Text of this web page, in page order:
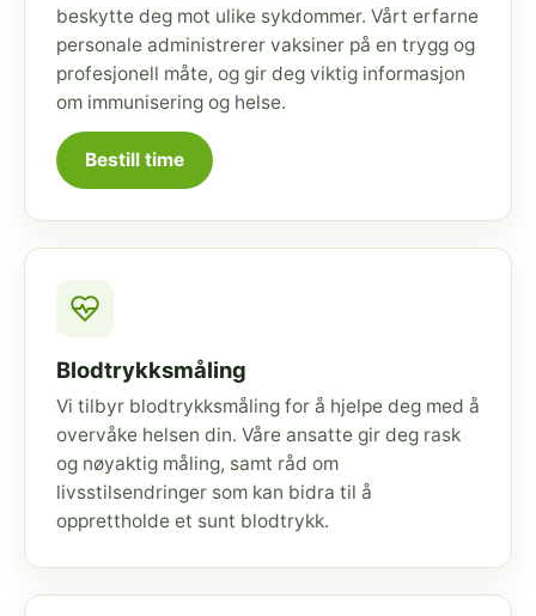
beskytte deg mot ulike sykdommer. Vårt erfarne
personale administrerer vaksiner på en trygg og
profesjonell måte, og gir deg viktig informasjon
om immunisering og helse.
Bestill time
Blodtrykksmåling
Vi tilbyr blodtrykksmåling for å hjelpe deg med å
overvåke helsen din. Våre ansatte gir deg rask
og nøyaktig måling, samt råd om
livsstilsendringer som kan bidra til å
opprettholde et sunt blodtrykk.